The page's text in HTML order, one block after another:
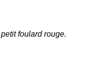
foulard rouge.